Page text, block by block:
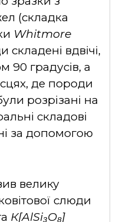
(складка
Whitmore
вдвічі,
90 градусів, а
де породи
розрізані на
складові
за допомогою
велику
слюди
К[AlSi₃O₈]